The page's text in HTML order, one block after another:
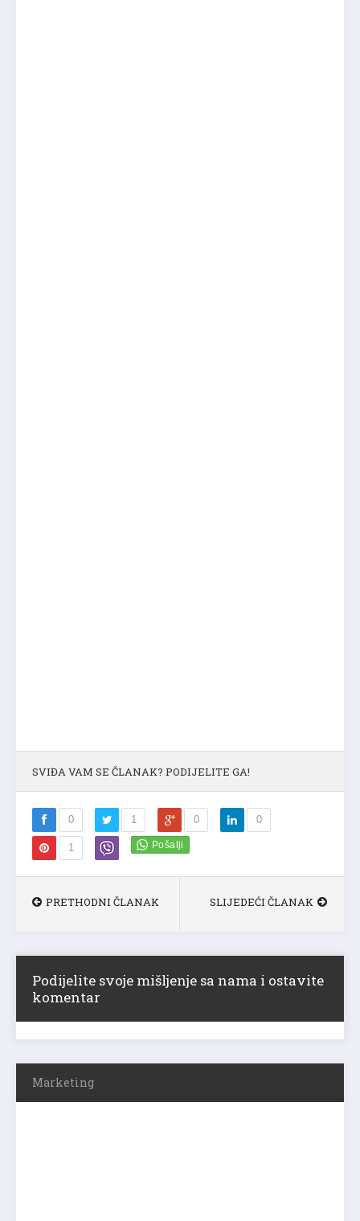
SVIĐA VAM SE ČLANAK? PODIJELITE GA!
0 1 0 0
1
PRETHODNI ČLANAK SLIJEDEĆI ČLANAK
Podijelite svoje mišljenje sa nama i ostavite
komentar
Marketing